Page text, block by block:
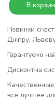
В
Новинки
Дніпру,
Гарантуємо
Дисконтна
все лучшее